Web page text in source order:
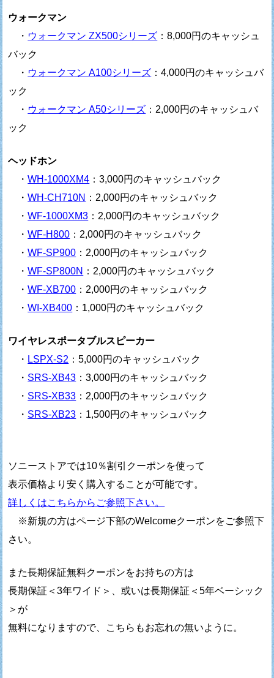
ウォークマン
・ ウォークマン ZX500シリーズ ：8,000円のキャッシュ
バック
・ ウォークマン A100シリーズ ：4,000円のキャッシュバ
ック
・ ウォークマン A50シリーズ ：2,000円のキャッシュバ
ック
ヘッドホン
・WH-1000XM4 ：3,000円のキャッシュバック
・WH-CH710N ：2,000円のキャッシュバック
・WF-1000XM3 ：2,000円のキャッシュバック
・WF-H800 ：2,000円のキャッシュバック
・WF-SP900 ：2,000円のキャッシュバック
・WF-SP800N ：2,000円のキャッシュバック
・WF-XB700 ：2,000円のキャッシュバック
・WI-XB400 ：1,000円のキャッシュバック
ワイヤレスポータブルスピーカー
・ LSPX-S2 ：5,000円のキャッシュバック
・ SRS-XB43 ：3,000円のキャッシュバック
・ SRS-XB33 ：2,000円のキャッシュバック
・ SRS-XB23 ：1,500円のキャッシュバック
ソニーストアでは10％割引クーポンを使って
表示価格より安く購入することが可能です。
詳しくはこちらからご参照下さい。
※新規の方はページ下部のWelcomeクーポンをご参照下
さい。
また長期保証無料クーポンをお持ちの方は
長期保証＜3年ワイド＞、或いは長期保証＜5年ベーシック
＞が
無料になりますので、こちらもお忘れの無いように。